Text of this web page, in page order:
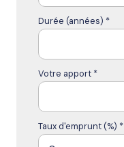
Durée (années) *
Votre apport *
Taux d'emprunt (%) *